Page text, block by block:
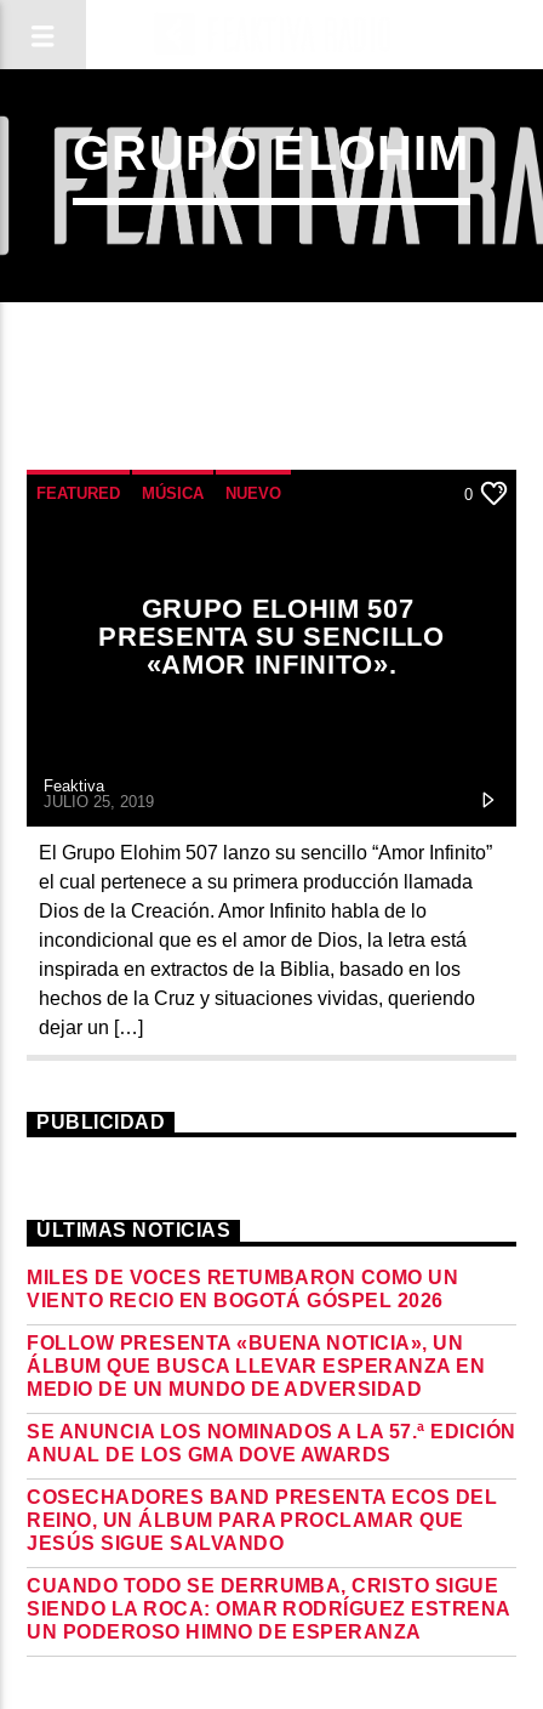
CANCIÓN ACTUAL
GRUPO ELOHIM
FEATURED MÚSICA NUEVO 0
GRUPO ELOHIM 507
PRESENTA SU SENCILLO
«AMOR INFINITO».
Feaktiva
JULIO 25, 2019
El Grupo Elohim 507 lanzo su sencillo “Amor Infinito”
el cual pertenece a su primera producción llamada
Dios de la Creación. Amor Infinito habla de lo
incondicional que es el amor de Dios, la letra está
inspirada en extractos de la Biblia, basado en los
hechos de la Cruz y situaciones vividas, queriendo
dejar un […]
PUBLICIDAD
ÚLTIMAS NOTICIAS
MILES DE VOCES RETUMBARON COMO UN
VIENTO RECIO EN BOGOTÁ GÓSPEL 2026
FOLLOW PRESENTA «BUENA NOTICIA», UN
ÁLBUM QUE BUSCA LLEVAR ESPERANZA EN
MEDIO DE UN MUNDO DE ADVERSIDAD
SE ANUNCIA LOS NOMINADOS A LA 57.ª EDICIÓN
ANUAL DE LOS GMA DOVE AWARDS
COSECHADORES BAND PRESENTA ECOS DEL
REINO, UN ÁLBUM PARA PROCLAMAR QUE
JESÚS SIGUE SALVANDO
CUANDO TODO SE DERRUMBA, CRISTO SIGUE
SIENDO LA ROCA: OMAR RODRÍGUEZ ESTRENA
UN PODEROSO HIMNO DE ESPERANZA